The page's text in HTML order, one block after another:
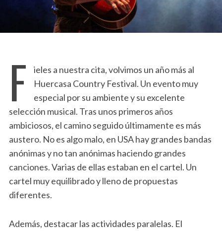
F
ieles a nuestra cita, volvimos un año más al
Huercasa Country Festival. Un evento muy
especial por su ambiente y su excelente
selección musical. Tras unos primeros años
ambiciosos, el camino seguido últimamente es más
austero. No es algo malo, en USA hay grandes bandas
anónimas y no tan anónimas haciendo grandes
canciones. Varias de ellas estaban en el cartel. Un
cartel muy equilibrado y lleno de propuestas
diferentes.
Además, destacar las actividades paralelas. El